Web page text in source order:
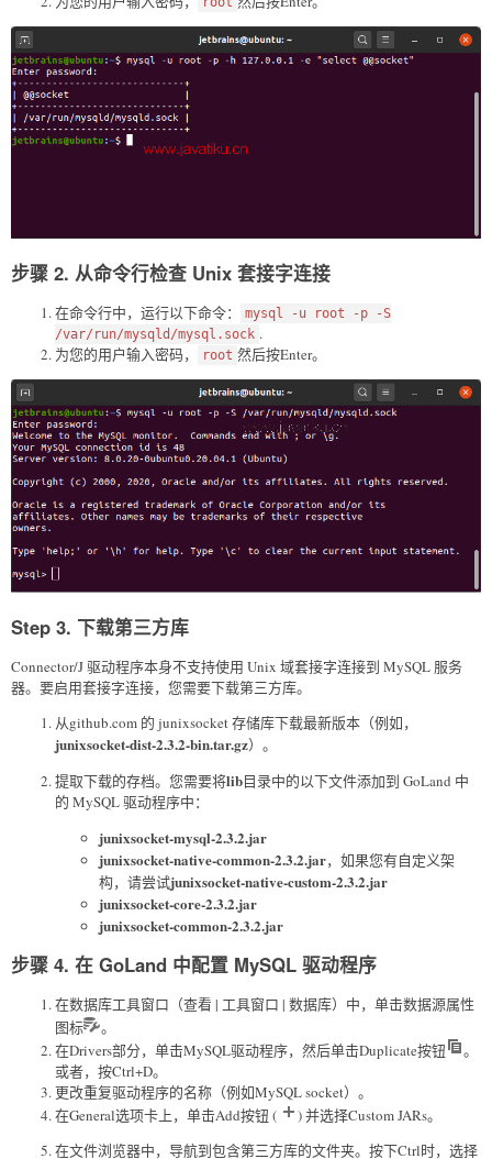
步骤 2. 从命令行检查 Unix 套接字连接
在命令行中，运行以下命令：
mysql -u root -p -S
/var/run/mysqld/mysql.sock .
为您的用户输入密码，
root 然后按Enter。
Step 3. 下载第三方库
Connector/J 驱动程序本身不支持使用 Unix 域套接字连接到 MySQL 服务
器。要启用套接字连接，您需要下载第三方库。
从github.com 的 junixsocket 存储库下载最新版本（例如，
junixsocket-dist-2.3.2-bin.tar.gz）。
提取下载的存档。您需要将lib目录中的以下文件添加到 GoLand 中
的 MySQL 驱动程序中：
junixsocket-mysql-2.3.2.jar
junixsocket-native-common-2.3.2.jar，如果您有自定义架
构，请尝试junixsocket-native-custom-2.3.2.jar
junixsocket-core-2.3.2.jar
junixsocket-common-2.3.2.jar
步骤 4. 在 GoLand 中配置 MySQL 驱动程序
在数据库工具窗口（查看 | 工具窗口 | 数据库）中，单击数据源属性
图标
。
在Drivers部分，单击MySQL驱动程序，然后单击Duplicate按钮
。
或者，按Ctrl+D。
更改重复驱动程序的名称（例如MySQL socket）。
在General选项卡上，单击Add按钮 (
) 并选择Custom JARs。
在文件浏览器中，导航到包含第三方库的文件夹。按下Ctrl时，选择